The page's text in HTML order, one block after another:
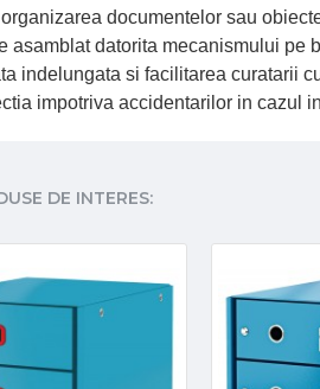
documentelor sau
datorita mecanismului
indelungata si facilitarea
impotriva accidentarilor in
DE INTERES: